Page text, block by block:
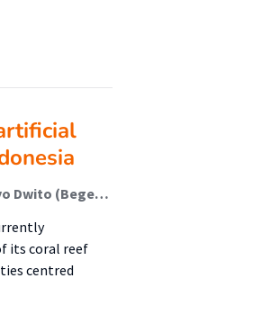
Luuk Zijlstra (Student); Anthonie Luteijn (Docent); Sai Divi (Docent); Haryo Dwito (Begeleider)
its coral reef
centred